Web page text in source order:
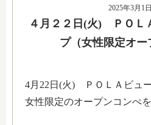
2025年3月1
４月２２日(火) ＰＯＬ
プ（女性限定オー
4月22日(火) ＰＯＬＡビュ
女性限定のオープンコンぺ